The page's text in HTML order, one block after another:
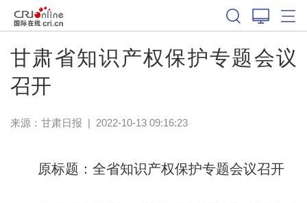
甘肃省知识产权保护专题会议
召开
来源： 甘肃日报 | 2022-10-13 09:16:23
原标题：全省知识产权保护专题会议召开